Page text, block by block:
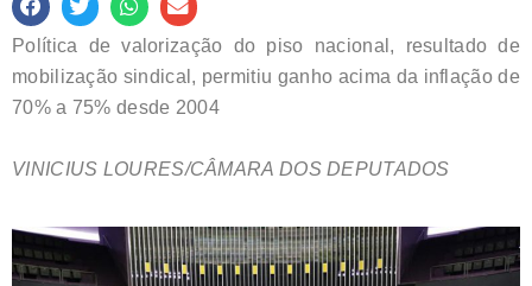
Política de valorização do piso nacional, resultado de
mobilização sindical, permitiu ganho acima da inflação de
70% a 75% desde 2004
VINICIUS LOURES/CÂMARA DOS DEPUTADOS